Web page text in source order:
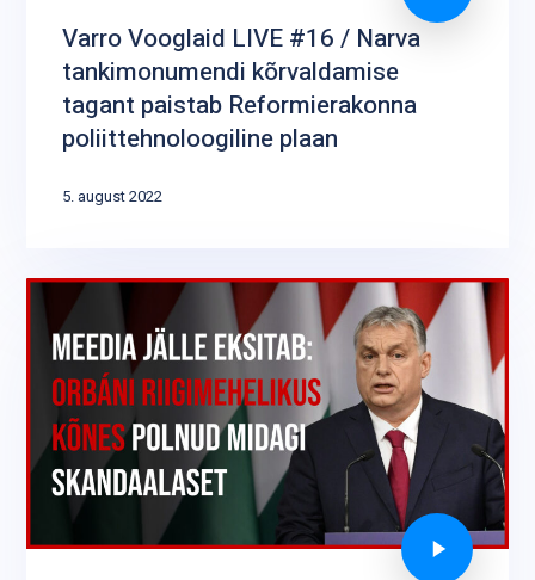
Varro Vooglaid LIVE #16 / Narva
tankimonumendi kõrvaldamise
tagant paistab Reformierakonna
poliittehnoloogiline plaan
5. august 2022